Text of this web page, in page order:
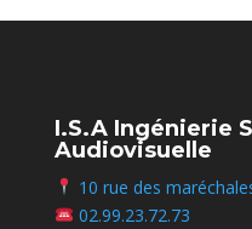
I.S.A Ingénierie
Audiovisuelle
10 rue des
02.99.23.72.73